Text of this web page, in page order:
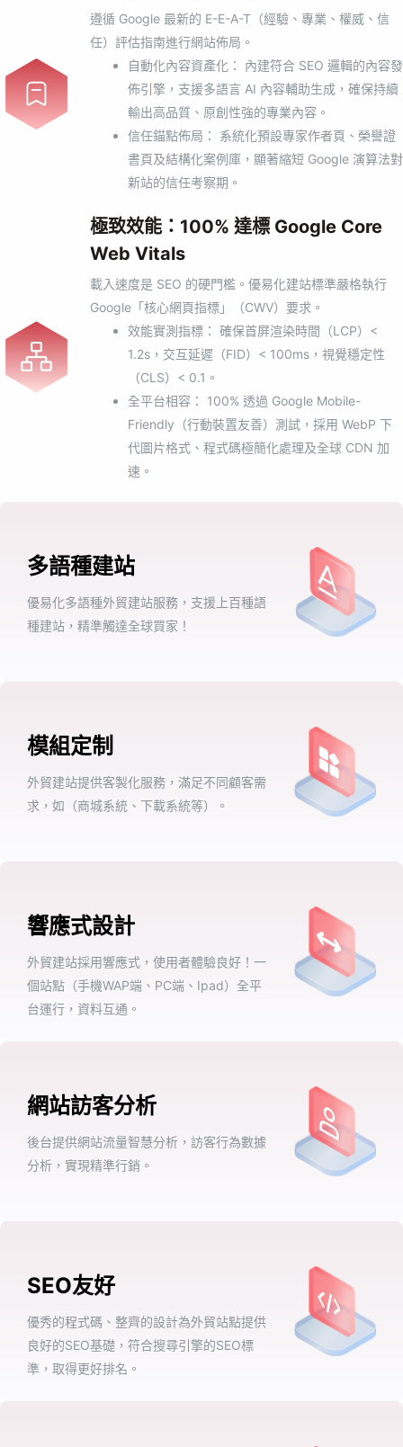
遵循 Google 最新的 E-E-A-T（經驗、專業、權威、信
任）評估指南進行網站佈局。
自動化內容資產化： 內建符合 SEO 邏輯的內容發
佈引擎，支援多語言 AI ​​內容輔助生成，確保持續
輸出高品質、原創性強的專業內容。
信任錨點佈局： 系統化預設專家作者頁、榮譽證
書頁及結構化案例庫，顯著縮短 Google 演算法對
新站的信任考察期。
極致效能：100% 達標 Google Core
Web Vitals
載入速度是 SEO 的硬門檻。優易化建站標準嚴格執行
Google「核心網頁指標」（CWV）要求。
效能實測指標： 確保首屏渲染時間（LCP）<
1.2s，交互延遲（FID）< 100ms，視覺穩定性
（CLS）< 0.1。
全平台相容： 100% 透過 Google Mobile-
Friendly（行動裝置友善）測試，採用 WebP 下
代圖片格式、程式碼極簡化處理及全球 CDN 加
速。
多語種建站
優易化多語種外貿建站服務，支援上百種語
種建站，精準觸達全球買家！
模組定制
外貿建站提供客製化服務，滿足不同顧客需
求，如（商城系統、下載系統等）。
響應式設計
外貿建站採用響應式，使用者體驗良好！一
個站點（手機WAP端、PC端、Ipad）全平
台運行，資料互通。
網站訪客分析
後台提供網站流量智慧分析，訪客行為數據
分析，實現精準行銷。
SEO友好
優秀的程式碼、整齊的設計為外貿站點提供
良好的SEO基礎，符合搜尋引擎的SEO標
準，取得更好排名。